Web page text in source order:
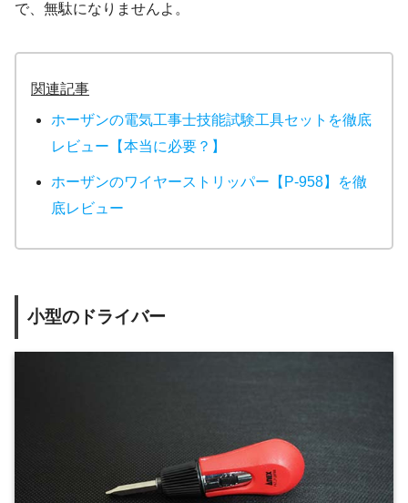
で、無駄になりませんよ。
関連記事
ホーザンの電気工事士技能試験工具セットを徹底
レビュー【本当に必要？】
ホーザンのワイヤーストリッパー【P-958】を徹
底レビュー
小型のドライバー